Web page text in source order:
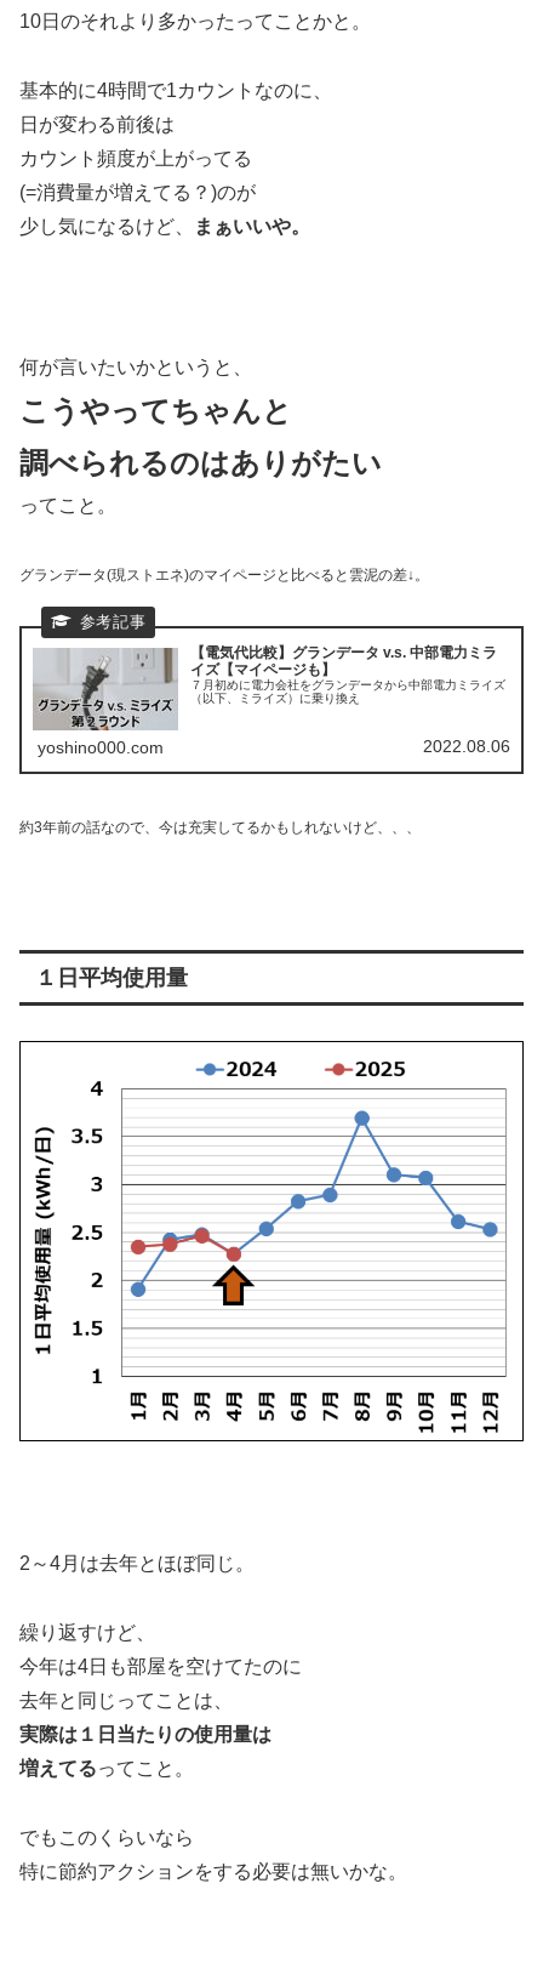
10日のそれより多かったってことかと。
基本的に4時間で1カウントなのに、
日が変わる前後は
カウント頻度が上がってる
(=消費量が増えてる？)のが
少し気になるけど、
まぁいいや。
何が言いたいかというと、
こうやってちゃんと
調べられるのはありがたい
ってこと。
グランデータ(現ストエネ)のマイページと比べると雲泥の差↓。
【電気代比較】グランデータ v.s. 中部電力ミラ
イズ【マイページも】
７月初めに電力会社をグランデータから中部電力ミライズ
（以下、ミライズ）に乗り換え
yoshino000.com 2022.08.06
約3年前の話なので、今は充実してるかもしれないけど、、、
１日平均使用量
2～4月は去年とほぼ同じ。
繰り返すけど、
今年は4日も部屋を空けてたのに
去年と同じってことは、
実際は１日当たりの使用量は
増えてるってこと。
でもこのくらいなら
特に節約アクションをする必要は無いかな。